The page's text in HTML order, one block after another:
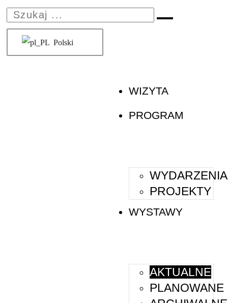
Polski
WIZYTA
PROGRAM
WYDARZENIA
PROJEKTY
WYSTAWY
AKTUALNE
PLANOWANE